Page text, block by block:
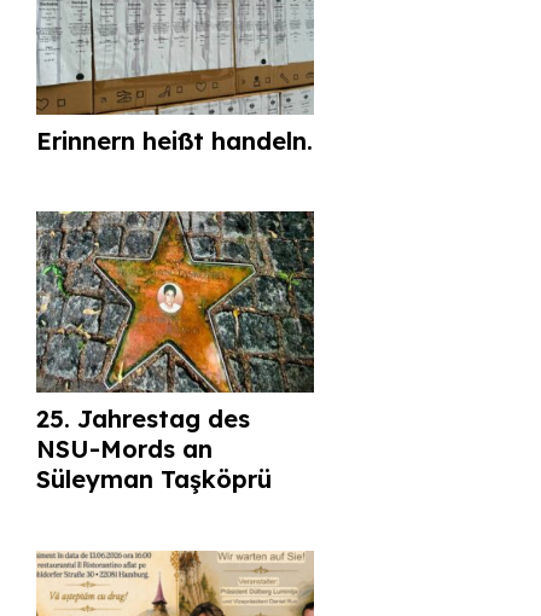
Erinnern heißt handeln.
25. Jahrestag des
NSU-Mords an
Süleyman Taşköprü